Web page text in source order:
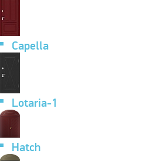
Capella
Lotaria-1
Hatch